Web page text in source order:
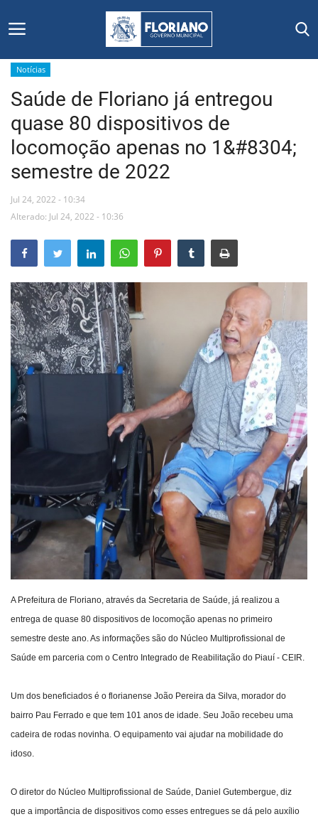
Início
Editais
Floriano
Secretarias e Órgãos
Mural de Licitações
Vídeos
Webmail
Contato
Notícias
Saúde de Floriano já entregou
quase 80 dispositivos de
locomoção apenas no 1&#8304;
semestre de 2022
Jul 24, 2022 - 10:34
Alterado: Jul 24, 2022 - 10:36
A Prefeitura de Floriano, através da Secretaria de Saúde, já realizou a
entrega de quase 80 dispositivos de locomoção apenas no primeiro
semestre deste ano. As informações são do Núcleo Multiprofissional de
Saúde em parceria com o Centro Integrado de Reabilitação do Piauí - CEIR.
Um dos beneficiados é o florianense João Pereira da Silva, morador do
bairro Pau Ferrado e que tem 101 anos de idade. Seu João recebeu uma
cadeira de rodas novinha. O equipamento vai ajudar na mobilidade do
idoso.
O diretor do Núcleo Multiprofissional de Saúde, Daniel Gutembergue, diz
que a importância de dispositivos como esses entregues se dá pelo auxílio